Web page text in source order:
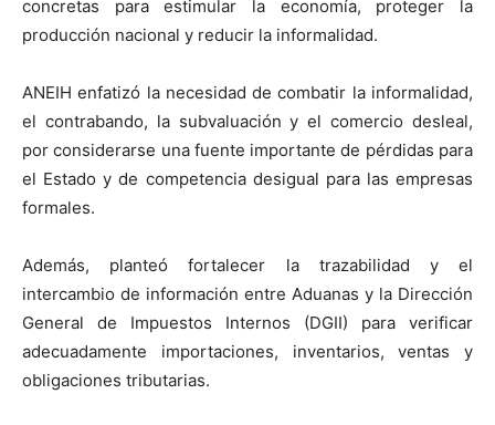
concretas para estimular la economía, proteger la
producción nacional y reducir la informalidad.
ANEIH enfatizó la necesidad de combatir la informalidad,
el contrabando, la subvaluación y el comercio desleal,
por considerarse una fuente importante de pérdidas para
el Estado y de competencia desigual para las empresas
formales.
Además, planteó fortalecer la trazabilidad y el
intercambio de información entre Aduanas y la Dirección
General de Impuestos Internos (DGII) para verificar
adecuadamente importaciones, inventarios, ventas y
obligaciones tributarias.